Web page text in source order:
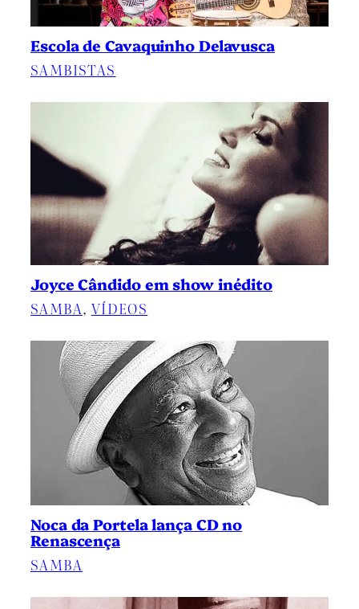
Escola de Cavaquinho Delavusca
SAMBISTAS
Joyce Cândido em show inédito
SAMBA, VÍDEOS
Noca da Portela lança CD no
Renascença
SAMBA